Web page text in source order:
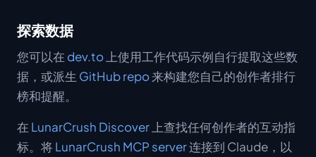
探索数据
您可以在 dev.to 上使用工作代码示例自行提取这些数
据，或派生 GitHub repo来构建您自己的创作者排行
榜和提醒。
在 LunarCrush Discover 上查找任何创作者的互动指
标。将LunarCrush MCP server连接到 Claude，以